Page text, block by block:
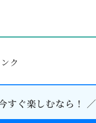
ク
すぐ楽しむなら！ ／